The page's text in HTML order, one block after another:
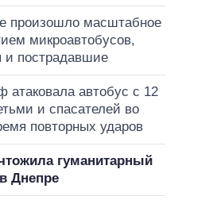
произошло масштабное
микроавтобусов,
и пострадавшие
атаковала автобус с 12
и спасателей во
повторных ударов
гуманитарный
Днепре